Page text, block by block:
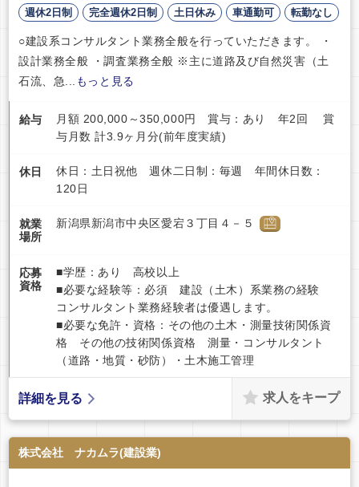
週休2日制
完全週休2日制 土日休み 車通勤可 転勤なし
○建設系コンサルタント業務全般を行っていただきます。 ・
設計業務全般 ・調査業務全般 ※主に道路及び自然災害（土
石流、急...
もっと見る
給与
月額 200,000～350,000円 賞与：あり 年2回 賞
与月数 計3.9ヶ月分(前年度実績)
休日
休日：土日祝他 週休二日制：毎週 年間休日数：
120日
就業
場所
新潟県新潟市中央区愛宕３丁目４－５
応募
資格
■学歴：あり 高校以上
■必要な経験等：必須 建設（土木）系業務の経験
コンサルタント業務経験者は優遇します。
■必要な免許・資格：その他の土木・測量技術関係資
格 その他の技術関係資格 測量・コンサルタント
（道路・地質・砂防）・土木施工管理
詳細を見る 求人をキープ
株式会社 ナカムラ(建設業)